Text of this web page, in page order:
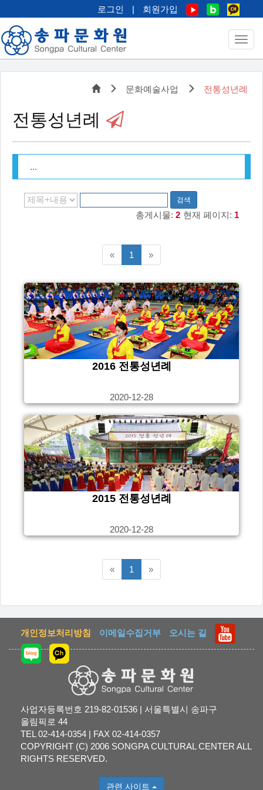
로그인 | 회원가입
문화예술사업 전통성년례
전통성년례
...
검색
총게시물: 2 현재 페이지: 1
«이전5페이지
1 »다음5페이지
2016 전통성년례
2020-12-28
2015 전통성년례
2020-12-28
«이전5페이지
1 »다음5페이지
개인정보처리방침 이메일수집거부 오시는 길
사업자등록번호 219-82-01536 | 서울특별시 송파구
올림픽로 44
TEL 02-414-0354 | FAX 02-414-0357
COPYRIGHT (C) 2006 SONGPA CULTURAL CENTER ALL
RIGHTS RESERVED.
관련 사이트